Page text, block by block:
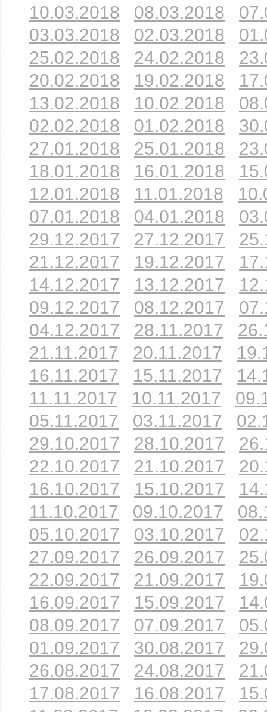
10.03.2018
08.03.2018
03.03.2018
02.03.2018
25.02.2018
24.02.2018
20.02.2018
19.02.2018
13.02.2018
10.02.2018
02.02.2018
01.02.2018
27.01.2018
25.01.2018
18.01.2018
16.01.2018
12.01.2018
11.01.2018
07.01.2018
04.01.2018
29.12.2017
27.12.2017
21.12.2017
19.12.2017
14.12.2017
13.12.2017
09.12.2017
08.12.2017
04.12.2017
28.11.2017
21.11.2017
20.11.2017
16.11.2017
15.11.2017
11.11.2017
10.11.2017
05.11.2017
03.11.2017
29.10.2017
28.10.2017
22.10.2017
21.10.2017
16.10.2017
15.10.2017
11.10.2017
09.10.2017
05.10.2017
03.10.2017
27.09.2017
26.09.2017
22.09.2017
21.09.2017
16.09.2017
15.09.2017
08.09.2017
07.09.2017
01.09.2017
30.08.2017
26.08.2017
24.08.2017
17.08.2017
16.08.2017